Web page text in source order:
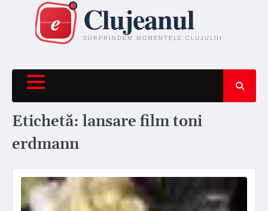
content
Etichetă: lansare film toni
erdmann